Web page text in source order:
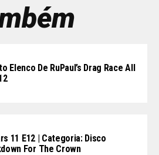
Elenco De RuPaul’s Drag Race All
11 E12 | Categoria: Disco
For The Crown